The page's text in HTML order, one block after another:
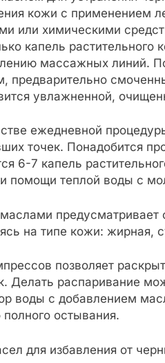
кожи с применением
или химическими
капель
массажных линий.
предварительно
увлажненной,
ежедневной
точек. Понадобится
6-7 капель
помощи теплой воды с
предусматривает
на типе кожи: жирная,
позволяет
Делать распаривание
воды с добавлением
остывания.